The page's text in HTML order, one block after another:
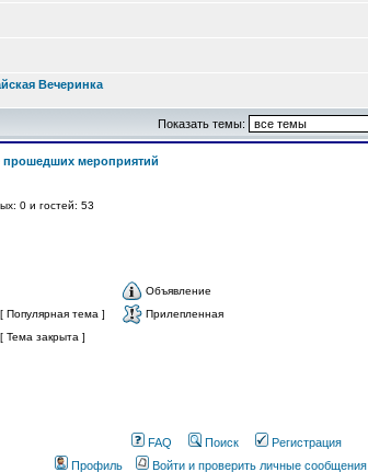
Вечеринка
Показать темы:
мероприятий
0 и гостей: 53
Объявление
Популярная тема ]
Прилепленная
Тема закрыта ]
FAQ Поиск
Регистрация
Профиль
Войти и проверить личные сообщения